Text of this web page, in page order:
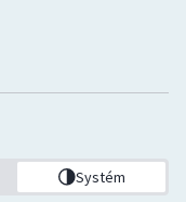
Systém